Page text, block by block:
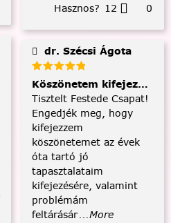
Hasznos? 12 0
dr. Szécsi Ágota
Köszönetem kifejezése
Tisztelt Festede Csapat!
Engedjék meg, hogy
kifejezzem
köszönetemet az évek
óta tartó jó
tapasztalataim
kifejezésére, valamint
problémám
feltárásár...More